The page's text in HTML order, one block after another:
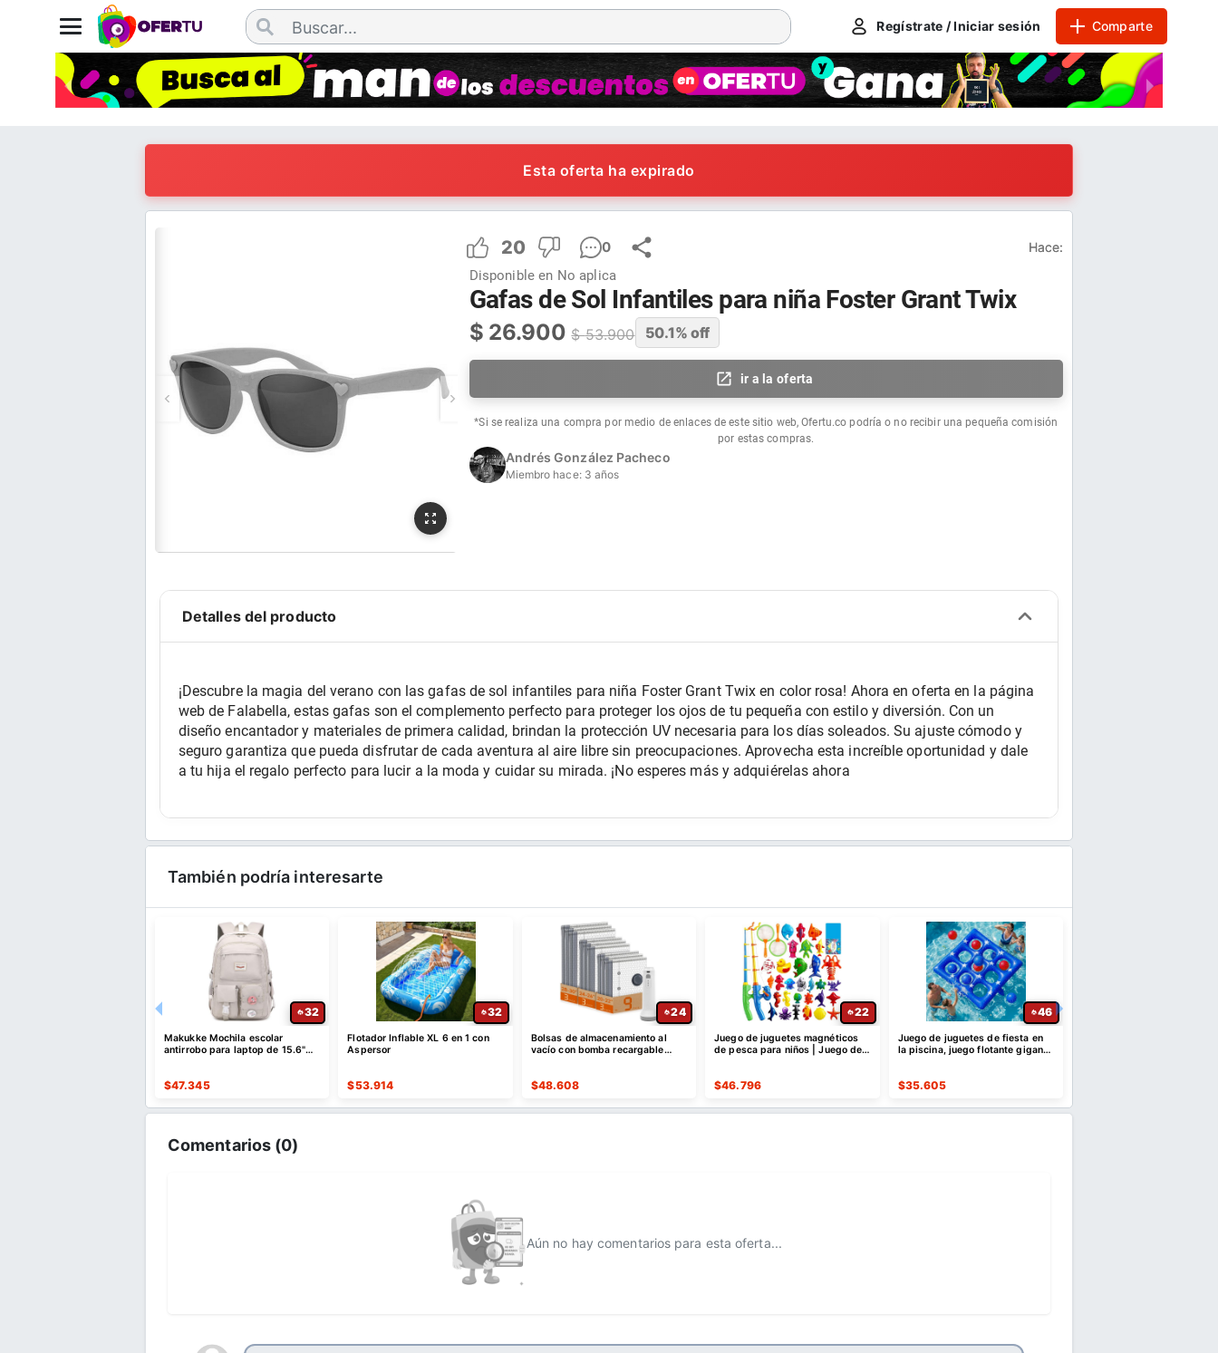
Regístrate / Iniciar sesión Comparte
Esta oferta ha expirado
20 0 Hace:
Disponible en No aplica
Gafas de Sol Infantiles para niña Foster Grant Twix
$ 26.900 $53.900 50.1% off
ir a la oferta
*Si se realiza una compra por medio de enlaces de este sitio web, Ofertu.co podría o no recibir una pequeña comisión
por estas compras.
Andrés González Pacheco
Miembro hace: 3 años
Detalles del producto
¡Descubre la magia del verano con las gafas de sol infantiles para niña Foster Grant Twix en color rosa! Ahora en oferta en la página
web de Falabella, estas gafas son el complemento perfecto para proteger los ojos de tu pequeña con estilo y diversión. Con un
diseño encantador y materiales de primera calidad, brindan la protección UV necesaria para los días soleados. Su ajuste cómodo y
seguro garantiza que pueda disfrutar de cada aventura al aire libre sin preocupaciones. Aprovecha esta increíble oportunidad y dale
a tu hija el regalo perfecto para lucir a la moda y cuidar su mirada. ¡No esperes más y adquiérelas ahora
También podría interesarte
32
Makukke Mochila escolar
antirrobo para laptop de 15.6"
$47.345
32
Flotador Inflable XL 6 en 1 con
Aspersor
$53.914
24
Bolsas de almacenamiento al
vacío con bomba recargable
$48.608
22
Juego de juguetes magnéticos
de pesca para niños | Juego de
$46.796
46
Juego de juguetes de fiesta en
la piscina, juego flotante gigante
$35.605
Comentarios (0)
Aún no hay comentarios para esta oferta...